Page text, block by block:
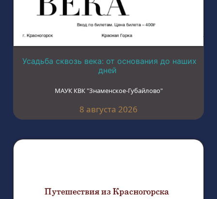
Усадьба сквозь века: от основания до наших
дней
МАУК КВК "Знаменское-Губайлово"
8 августа 2026